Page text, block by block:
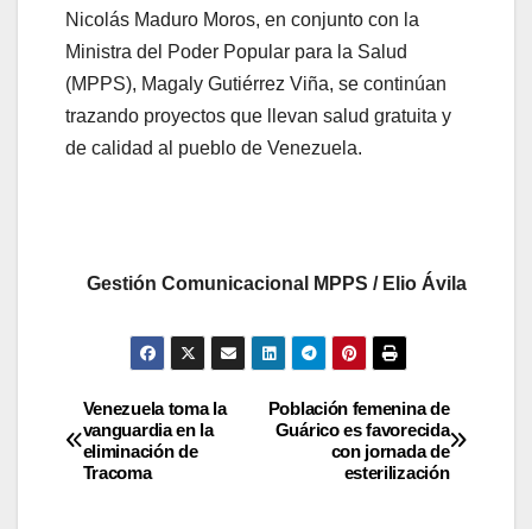
Nicolás Maduro Moros, en conjunto con la
Ministra del Poder Popular para la Salud
(MPPS), Magaly Gutiérrez Viña, se continúan
trazando proyectos que llevan salud gratuita y
de calidad al pueblo de Venezuela.
Gestión Comunicacional MPPS / Elio Ávila
Población femenina de
Guárico es favorecida
con jornada de
esterilización
Venezuela toma la
vanguardia en la
eliminación de
Tracoma